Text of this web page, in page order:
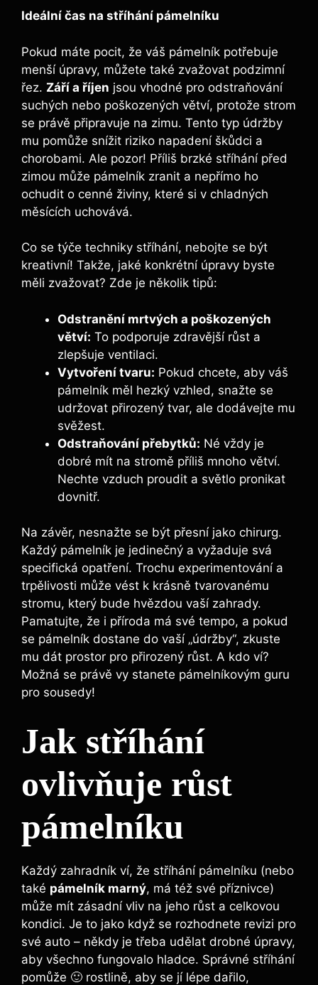
Ideální čas na stříhání pámelníku
Pokud máte pocit, že váš pámelník potřebuje
menší úpravy, můžete také zvažovat podzimní
řez. Září a říjen jsou vhodné pro odstraňování
suchých nebo poškozených větví, protože strom
se právě připravuje na zimu. Tento typ údržby
mu pomůže snížit riziko napadení škůdci a
chorobami. Ale pozor! Příliš brzké stříhání před
zimou může pámelník zranit a nepřímo ho
ochudit o cenné živiny, které si v chladných
měsících uchovává.
Co se týče techniky stříhání, nebojte se být
kreativní! Takže, jaké konkrétní úpravy byste
měli zvažovat? Zde je několik tipů:
Odstranění mrtvých a poškozených
větví: To podporuje zdravější růst a
zlepšuje ventilaci.
Vytvoření tvaru: Pokud chcete, aby váš
pámelník měl hezký vzhled, snažte se
udržovat přirozený tvar, ale dodávejte mu
svěžest.
Odstraňování přebytků: Né vždy je
dobré mít na stromě příliš mnoho větví.
Nechte vzduch proudit a světlo pronikat
dovnitř.
Na závěr, nesnažte se být přesní jako chirurg.
Každý pámelník je jedinečný a vyžaduje svá
specifická opatření. Trochu experimentování a
trpělivosti může vést k krásně tvarovanému
stromu, který bude hvězdou vaší zahrady.
Pamatujte, že i příroda má své tempo, a pokud
se pámelník dostane do vaší „údržby“, zkuste
mu dát prostor pro přirozený růst. A kdo ví?
Možná se právě vy stanete pámelníkovým guru
pro sousedy!
Jak stříhání
ovlivňuje růst
pámelníku
Každý zahradník ví, že stříhání pámelníku (nebo
také pámelník marný, má též své příznivce)
může mít zásadní vliv na jeho růst a celkovou
kondici. Je to jako když se rozhodnete revizi pro
své auto – někdy je třeba udělat drobné úpravy,
aby všechno fungovalo hladce. Správné stříhání
pomůže 🙂 rostlině, aby se jí lépe dařilo,